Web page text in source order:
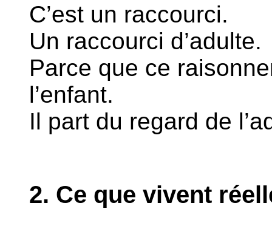
C’est un raccourci.
Un raccourci d’adulte.
Parce que ce
l’enfant.
Il part du regard de
2. Ce que vivent